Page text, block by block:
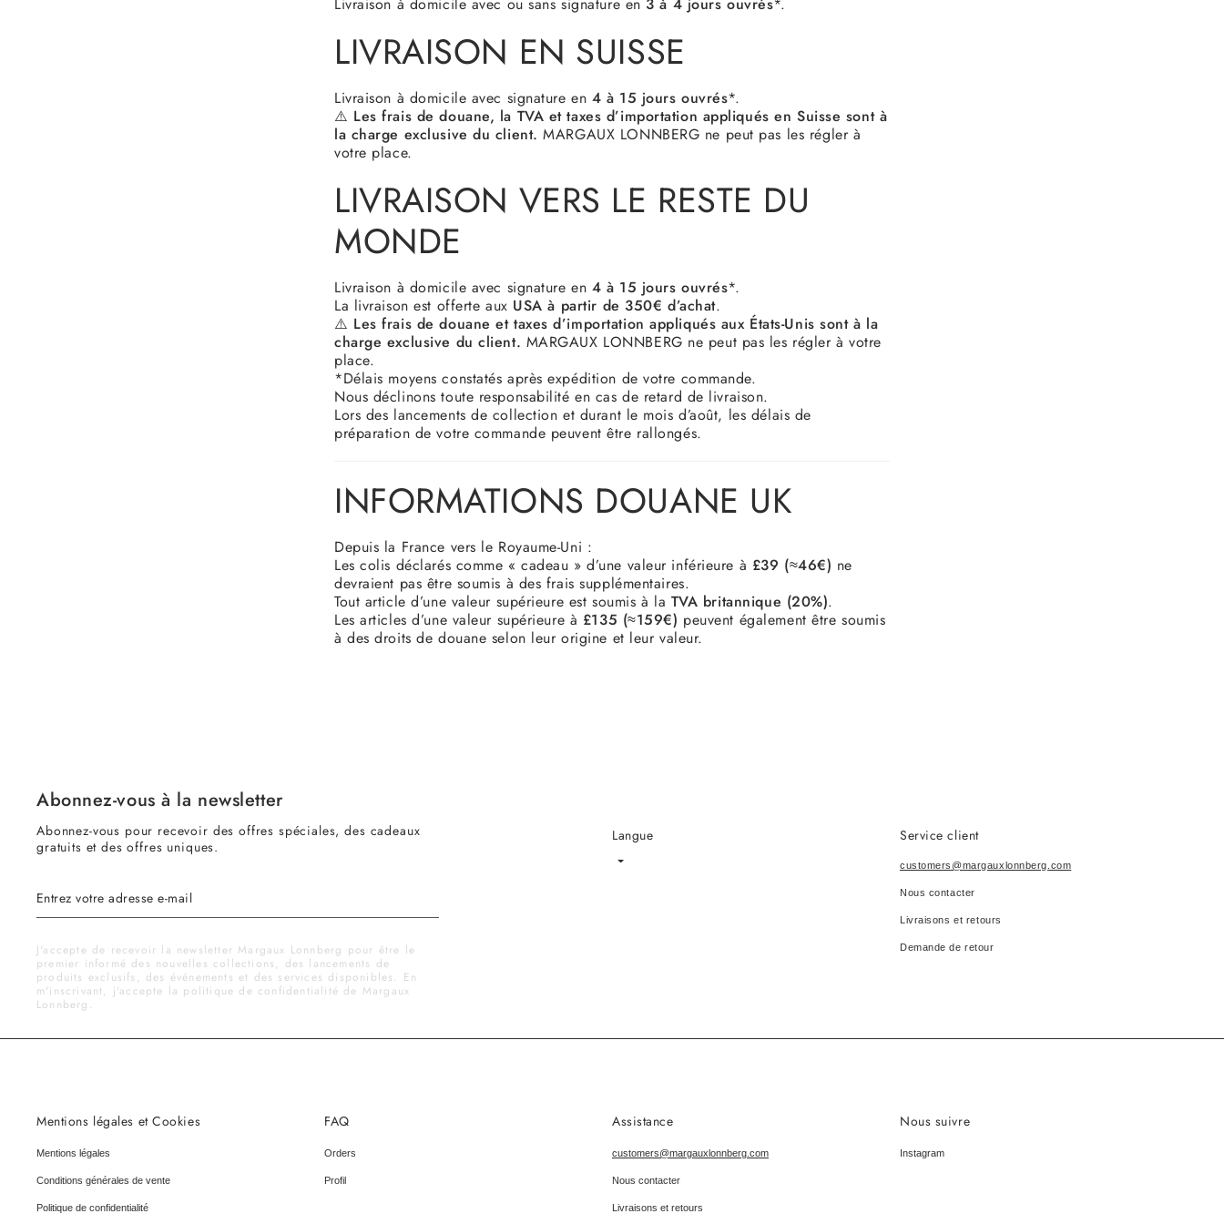
LIVRAISON EN SUISSE
Livraison à domicile avec signature en 4 à 15 jours ouvrés*.
⚠️ Les frais de douane, la TVA et taxes d’importation appliqués en Suisse sont à
la charge exclusive du client. MARGAUX LONNBERG ne peut pas les régler à
votre place.
LIVRAISON VERS LE RESTE DU
MONDE
Livraison à domicile avec signature en 4 à 15 jours ouvrés*.
La livraison est offerte aux USA à partir de 350€ d’achat.
⚠️ Les frais de douane et taxes d’importation appliqués aux États-Unis sont à la
charge exclusive du client. MARGAUX LONNBERG ne peut pas les régler à votre
place.
*Délais moyens constatés après expédition de votre commande.
Nous déclinons toute responsabilité en cas de retard de livraison.
Lors des lancements de collection et durant le mois d’août, les délais de
préparation de votre commande peuvent être rallongés.
INFORMATIONS DOUANE UK
Depuis la France vers le Royaume-Uni :
Les colis déclarés comme « cadeau » d’une valeur inférieure à £39 (≈46€) ne
devraient pas être soumis à des frais supplémentaires.
Tout article d’une valeur supérieure est soumis à la TVA britannique (20%).
Les articles d’une valeur supérieure à £135 (≈159€) peuvent également être soumis
à des droits de douane selon leur origine et leur valeur.
Abonnez-vous à la newsletter
Abonnez-vous pour recevoir des offres spéciales, des cadeaux
gratuits et des offres uniques.
J'accepte de recevoir la newsletter Margaux Lonnberg pour être le
premier informé des nouvelles collections, des lancements de
produits exclusifs, des événements et des services disponibles. En
m'inscrivant, j'accepte la politique de confidentialité de Margaux
Lonnberg.
Langue
Langue
Service client
customers@margauxlonnberg.com
Nous contacter
Livraisons et retours
Demande de retour
Mentions légales et Cookies
Mentions légales
Conditions générales de vente
Politique de confidentialité
FAQ
Orders
Profil
Assistance
customers@margauxlonnberg.com
Nous contacter
Livraisons et retours
Nous suivre
Instagram